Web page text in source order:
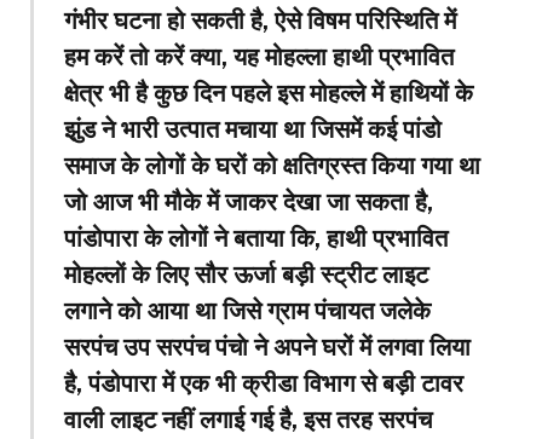
गंभीर घटना हो सकती है, ऐसे विषम परिस्थिति में
हम करें तो करें क्या, यह मोहल्ला हाथी प्रभावित
क्षेत्र भी है कुछ दिन पहले इस मोहल्ले में हाथियों के
झुंड ने भारी उत्पात मचाया था जिसमें कई पांडो
समाज के लोगों के घरों को क्षतिग्रस्त किया गया था
जो आज भी मौके में जाकर देखा जा सकता है,
पांडोपारा के लोगों ने बताया कि, हाथी प्रभावित
मोहल्लों के लिए सौर ऊर्जा बड़ी स्ट्रीट लाइट
लगाने को आया था जिसे ग्राम पंचायत जलेके
सरपंच उप सरपंच पंचाे ने अपने घरों में लगवा लिया
है, पंडोपारा में एक भी क्रीडा विभाग से बड़ी टावर
वाली लाइट नहीं लगाई गई है, इस तरह सरपंच